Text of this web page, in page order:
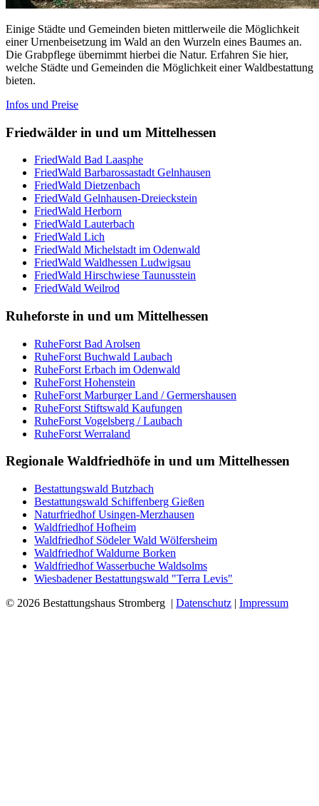
Einige Städte und Gemeinden bieten mittlerweile die Möglichkeit
einer Urnenbeisetzung im Wald an den Wurzeln eines Baumes an.
Die Grabpflege übernimmt hierbei die Natur. Erfahren Sie hier,
welche Städte und Gemeinden die Möglichkeit einer Waldbestattung
bieten.
Infos und Preise
Friedwälder in und um Mittelhessen
FriedWald Bad Laasphe
FriedWald Barbarossastadt Gelnhausen
FriedWald Dietzenbach
FriedWald Gelnhausen-Dreieckstein
FriedWald Herborn
FriedWald Lauterbach
FriedWald Lich
FriedWald Michelstadt im Odenwald
FriedWald Waldhessen Ludwigsau
FriedWald Hirschwiese Taunusstein
FriedWald Weilrod
Ruheforste in und um Mittelhessen
RuheForst Bad Arolsen
RuheForst Buchwald Laubach
RuheForst Erbach im Odenwald
RuheForst Hohenstein
RuheForst Marburger Land / Germershausen
RuheForst Stiftswald Kaufungen
RuheForst Vogelsberg / Laubach
RuheForst Werraland
Regionale Waldfriedhöfe in und um Mittelhessen
Bestattungswald Butzbach
Bestattungswald Schiffenberg Gießen
Naturfriedhof Usingen-Merzhausen
Waldfriedhof Hofheim
Waldfriedhof Södeler Wald Wölfersheim
Waldfriedhof Waldurne Borken
Waldfriedhof Wasserbuche Waldsolms
Wiesbadener Bestattungswald "Terra Levis"
© 2026 Bestattungshaus Stromberg | Datenschutz | Impressum